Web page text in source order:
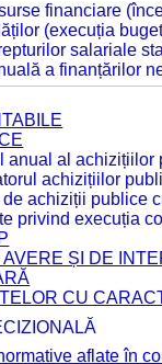
financiare
(execuția
salariale
a finanțărilor
anual al achizițiilor
achizițiilor
de achiziții publice
privind execuția
ȘI DE
CU
aflate în